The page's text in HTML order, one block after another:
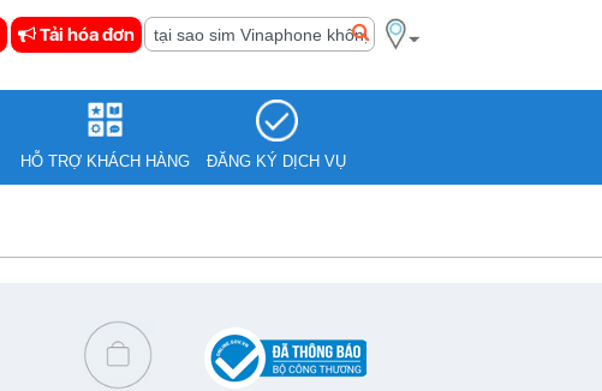
Tải hóa đơn
HỖ TRỢ KHÁCH HÀNG ĐĂNG KÝ DỊCH VỤ